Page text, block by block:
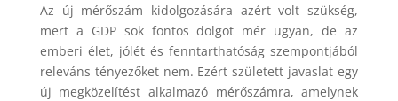
Az új mérőszám kidolgozására azért volt szükség,
mert a GDP sok fontos dolgot mér ugyan, de az
emberi élet, jólét és fenntarthatóság szempontjából
releváns tényezőket nem. Ezért született javaslat egy
új megközelítést alkalmazó mérőszámra, amelynek